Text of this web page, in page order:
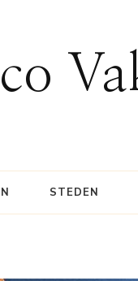
STEDEN